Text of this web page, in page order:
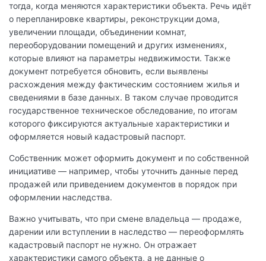
тогда, когда меняются характеристики объекта. Речь идёт
о перепланировке квартиры, реконструкции дома,
увеличении площади, объединении комнат,
переоборудовании помещений и других изменениях,
которые влияют на параметры недвижимости. Также
документ потребуется обновить, если выявлены
расхождения между фактическим состоянием жилья и
сведениями в базе данных. В таком случае проводится
государственное техническое обследование, по итогам
которого фиксируются актуальные характеристики и
оформляется новый кадастровый паспорт.
Собственник может оформить документ и по собственной
инициативе — например, чтобы уточнить данные перед
продажей или приведением документов в порядок при
оформлении наследства.
Важно учитывать, что при смене владельца — продаже,
дарении или вступлении в наследство — переоформлять
кадастровый паспорт не нужно. Он отражает
характеристики самого объекта, а не данные о